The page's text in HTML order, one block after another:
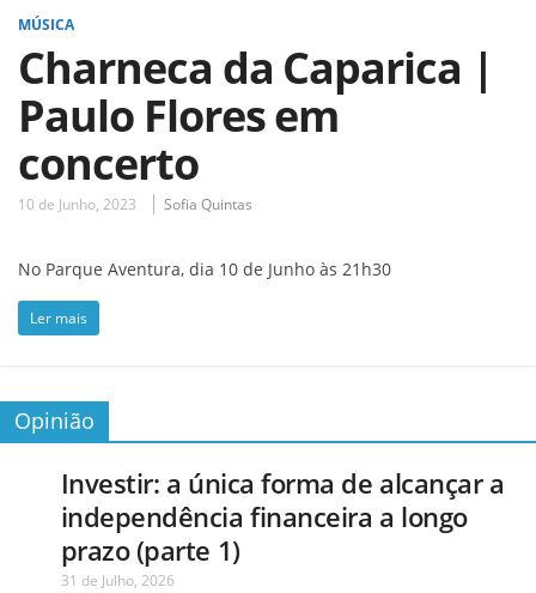
MÚSICA
Charneca da Caparica |
Paulo Flores em
concerto
10 de Junho, 2023 Sofia Quintas
No Parque Aventura, dia 10 de Junho às 21h30
Ler mais
Opinião
Investir: a única forma de alcançar a
independência financeira a longo
prazo (parte 1)
31 de Julho, 2026